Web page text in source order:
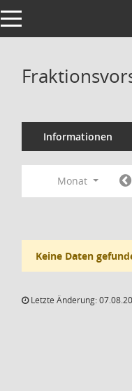
Toggle navigation
Informationen
Monat
Keine Daten
Letzte Änderung: